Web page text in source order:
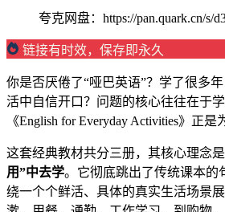
夸克网盘：https://pan.quark.cn/s/
链接有时效，保存即永久
你是否厌倦了“哑巴英语”？学了很多
活中自信开口？问题的核心往往在于
《English for Everyday Activities》正是
这套经典教材共分三册，其核心理念是
用”中去学。它彻底跳出了传统课本的
绕一个个鲜活、具体的真实生活场景